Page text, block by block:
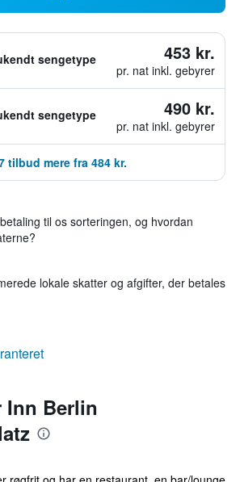
sengetype 453 kr.
pr. nat inkl. gebyrer
sengetype 490 kr.
pr. nat inkl. gebyrer
tilbud mere fra 484 kr.
til os sorteringen, og hvordan
lokale skatter og afgifter, der betales
Inn Berlin